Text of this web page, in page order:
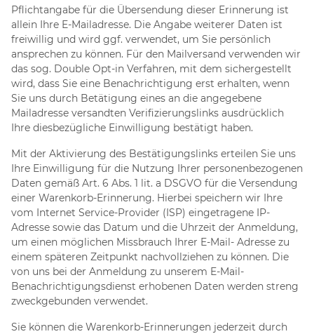
Pflichtangabe für die Übersendung dieser Erinnerung ist
allein Ihre E-Mailadresse. Die Angabe weiterer Daten ist
freiwillig und wird ggf. verwendet, um Sie persönlich
ansprechen zu können. Für den Mailversand verwenden wir
das sog. Double Opt-in Verfahren, mit dem sichergestellt
wird, dass Sie eine Benachrichtigung erst erhalten, wenn
Sie uns durch Betätigung eines an die angegebene
Mailadresse versandten Verifizierungslinks ausdrücklich
Ihre diesbezügliche Einwilligung bestätigt haben.
Mit der Aktivierung des Bestätigungslinks erteilen Sie uns
Ihre Einwilligung für die Nutzung Ihrer personenbezogenen
Daten gemäß Art. 6 Abs. 1 lit. a DSGVO für die Versendung
einer Warenkorb-Erinnerung. Hierbei speichern wir Ihre
vom Internet Service-Provider (ISP) eingetragene IP-
Adresse sowie das Datum und die Uhrzeit der Anmeldung,
um einen möglichen Missbrauch Ihrer E-Mail- Adresse zu
einem späteren Zeitpunkt nachvollziehen zu können. Die
von uns bei der Anmeldung zu unserem E-Mail-
Benachrichtigungsdienst erhobenen Daten werden streng
zweckgebunden verwendet.
Sie können die Warenkorb-Erinnerungen jederzeit durch